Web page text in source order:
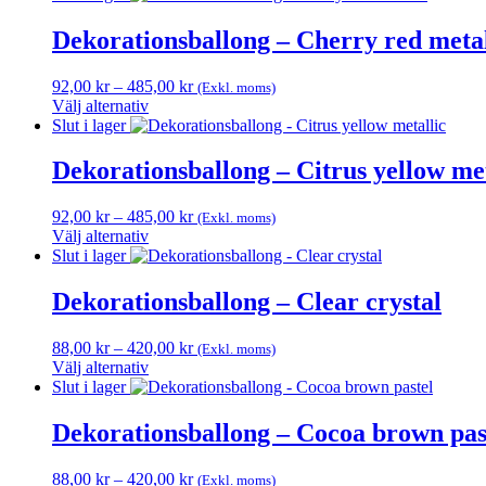
kan
väljas
på
produktsidan
produkten
har
varianter.
De
olika
kan
väljas
på
produktsidan
Dekorationsballong – Cherry red
92,00 kr – 485,00 krPrisintervall:
till
(Exkl. moms)
Välj alternativ
Den
produkten
har
varianter.
De
olika
kan
väljas
på
produktsidan
Slut i lager
Dekorationsballong – Citrus yellow
92,00 kr – 485,00 krPrisintervall:
till
(Exkl. moms)
Välj alternativ
Den
produkten
har
varianter.
De
olika
kan
väljas
på
Slut i lager
Dekorationsballong – Clear crystal
88,00 kr – 420,00 krPrisintervall:
till
(Exkl. moms)
Välj alternativ
Den
produkten
har
Slut i lager
Dekorationsballong – Cocoa brown
88,00 kr – 420,00 krPrisintervall:
(Exkl. moms)